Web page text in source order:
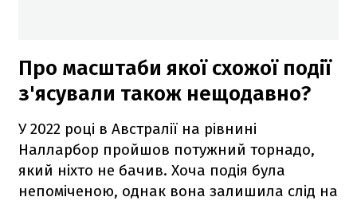
Про масштаби якої схожої події
з'ясували також нещодавно?
У 2022 році в Австралії на рівнині
Налларбор пройшов потужний торнадо,
який ніхто не бачив. Хоча подія була
непоміченою, однак вона залишила слід на